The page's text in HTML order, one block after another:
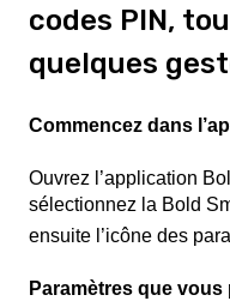
codes PIN,
quelques
Commencez dans
Ouvrez l’application
sélectionnez la Bold
ensuite l’icône des
Paramètres que